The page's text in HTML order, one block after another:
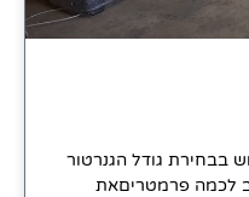
בבחירת גודל הגנרטור
לכמה פרמטריםאת